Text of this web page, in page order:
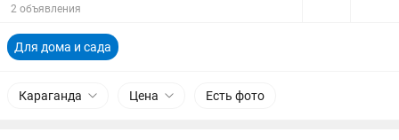
2 объявления
Для дома и сада
Караганда Цена Есть фото